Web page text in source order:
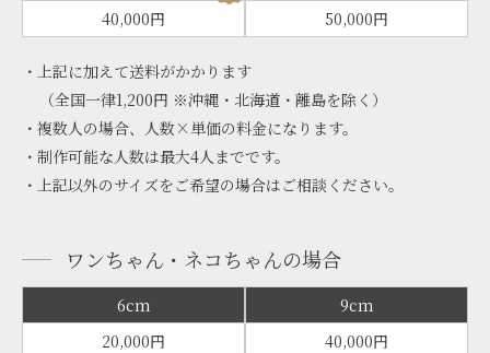
40,000円 50,000円
・上記に加えて送料がかかります
（全国一律1,200円 ※沖縄・北海道・離島を除く）
・複数人の場合、人数×単価の料金になります。
・制作可能な人数は最大4人までです。
・上記以外のサイズをご希望の場合はご相談ください。
ワンちゃん・ネコちゃんの場合
6cm
9cm
20,000円
40,000円